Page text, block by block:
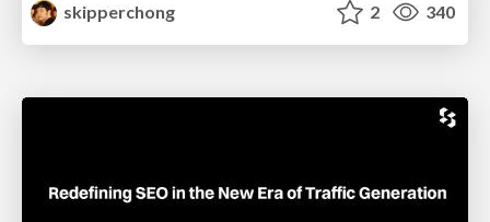
skipperchong
2 340